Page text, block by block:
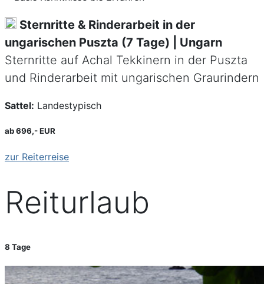
Sternritte & Rinderarbeit in der
ungarischen Puszta (7 Tage) | Ungarn
Sternritte auf Achal Tekkinern in der Puszta
und Rinderarbeit mit ungarischen Graurindern
Sattel: Landestypisch
ab 696,- EUR
zur Reiterreise
Reiturlaub
8 Tage